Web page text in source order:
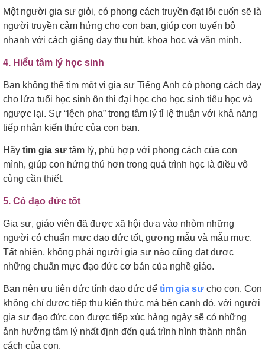
Một người gia sư giỏi, có phong cách truyền đạt lôi cuốn sẽ là
người truyền cảm hứng cho con bạn, giúp con tuyến bộ
nhanh với cách giảng dạy thu hút, khoa học và văn minh.
4. Hiểu tâm lý học sinh
Bạn không thể tìm một vị gia sư Tiếng Anh có phong cách dạy
cho lứa tuổi học sinh ôn thi đại học cho học sinh tiêu học và
ngược lại. Sự “lệch pha” trong tâm lý tỉ lệ thuận với khả năng
tiếp nhận kiến thức của con bạn.
Hãy tìm gia sư tâm lý, phù hợp với phong cách của con
mình, giúp con hứng thú hơn trong quá trình học là điều vô
cùng cần thiết.
5. Có đạo đức tốt
Gia sư, giáo viên đã được xã hội đưa vào nhòm những
người có chuẩn mực đạo đức tốt, gương mẫu và mẫu mực.
Tất nhiên, không phải người gia sư nào cũng đạt được
những chuẩn mực đạo đức cơ bản của nghề giáo.
Bạn nên ưu tiên đức tính đạo đức để tìm gia sư cho con. Con
không chỉ được tiếp thu kiến thức mà bên cạnh đó, với người
gia sư đạo đức con được tiếp xúc hàng ngày sẽ có những
ảnh hưởng tâm lý nhất định đến quá trình hình thành nhân
cách của con.